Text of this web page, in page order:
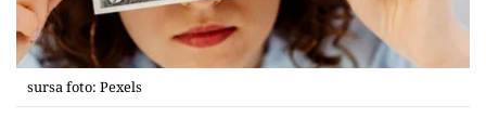
sursa foto: Pexels